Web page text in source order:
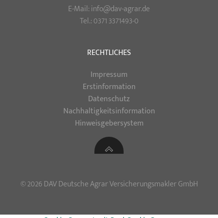
E-Mail: info@dav-agrar.de
Tel.: 0371 3371493-0
RECHTLICHES
Impressum
Erstinformation
Datenschutz
Nachhaltigkeitsinformation
Hinweisgebersystem
© 2026 DAV Deutsche Agrar Versicherungsmakler GmbH